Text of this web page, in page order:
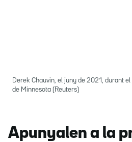
Derek Chauvin, el juny de 2021, durant
de Minnesota (Reuters)
Apunyalen a la